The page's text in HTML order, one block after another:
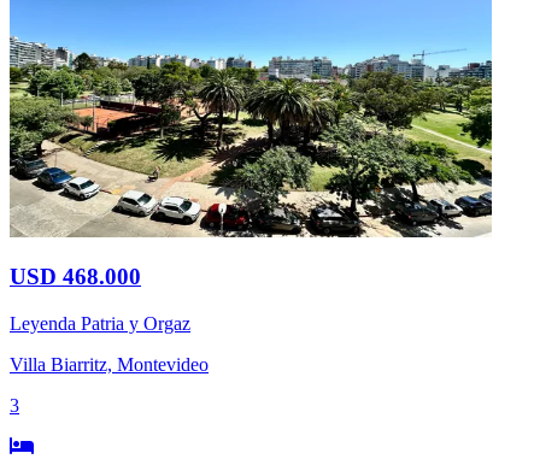
USD 468.000
Leyenda Patria y Orgaz
Villa Biarritz, Montevideo
3